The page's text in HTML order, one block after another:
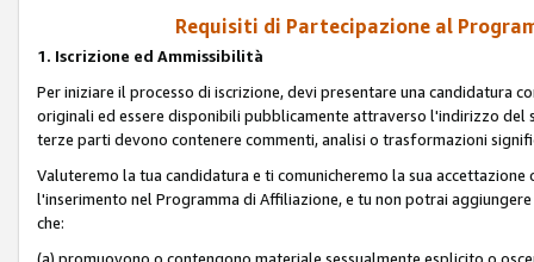
Requisiti di Partecipazione al
1. Iscrizione ed Ammissibilità
Per iniziare il processo di iscrizione, devi presentare una candidatura
originali ed essere disponibili pubblicamente attraverso l'indirizzo
terze parti devono contenere commenti, analisi o trasformazioni
Valuteremo la tua candidatura e ti comunicheremo la sua
l'inserimento nel Programma di Affiliazione, e tu non potrai
che:
(a) promuovono o contengono materiale sessualmente esplicito o